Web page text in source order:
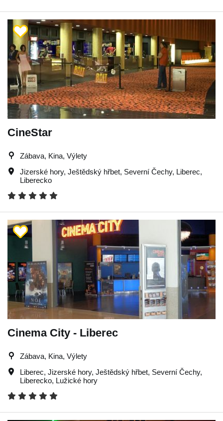
CineStar
Zábava, Kina, Výlety
Jizerské hory, Ještědský hřbet, Severní Čechy, Liberec,
Liberecko
Cinema City - Liberec
Zábava, Kina, Výlety
Liberec, Jizerské hory, Ještědský hřbet, Severní Čechy,
Liberecko, Lužické hory